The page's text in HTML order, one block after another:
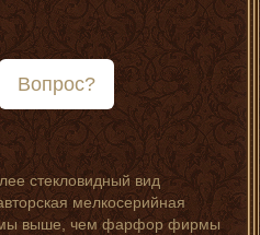
Вопрос?
стекловидный вид
мелкосерийная
выше, чем фарфор фирмы